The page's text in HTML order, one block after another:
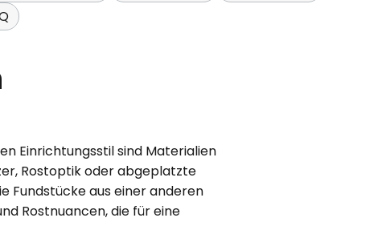
Einrichtungsstil sind Materialien
Rostoptik oder abgeplatzte
Fundstücke aus einer anderen
Rostnuancen, die für eine